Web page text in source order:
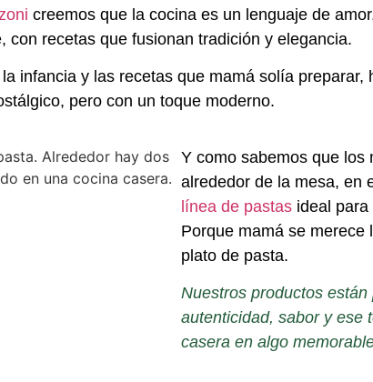
creemos que la cocina es un lenguaje de
recetas que fusionan tradición y elegancia.
infancia y las recetas que mamá solía
pero con un toque moderno.
Y como sabemos que los
alrededor de la mesa, en
línea de pastas ideal
Porque mamá se
plato de pasta.
Nuestros productos
autenticidad, sabor y ese
casera en algo